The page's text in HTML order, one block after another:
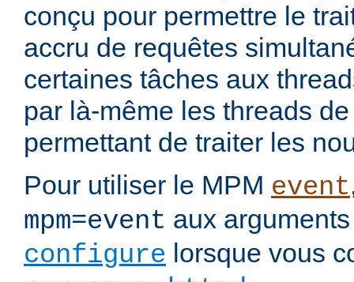
conçu pour permettre le
accru de requêtes
certaines tâches aux
par là-même les threads
permettant de traiter les
Pour utiliser le MPM event
mpm=event aux
configure lorsque vous